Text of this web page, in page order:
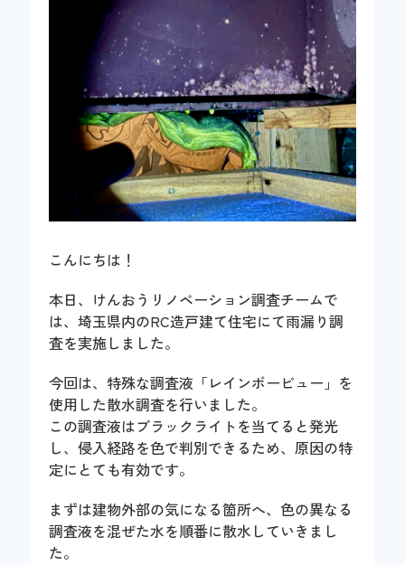
こんにちは！
本日、けんおうリノベーション調査チームで
は、埼玉県内のRC造戸建て住宅にて雨漏り調
査を実施しました。
今回は、特殊な調査液「レインボービュー」を
使用した散水調査を行いました。
この調査液はブラックライトを当てると発光
し、侵入経路を色で判別できるため、原因の特
定にとても有効です。
まずは建物外部の気になる箇所へ、色の異なる
調査液を混ぜた水を順番に散水していきまし
た。